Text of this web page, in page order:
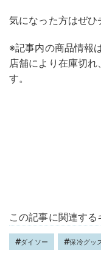
気になった方はぜひ
※記事内の商品情報
店舗により在庫切
す。
この記事に関連する
ダイソー 保冷グッ